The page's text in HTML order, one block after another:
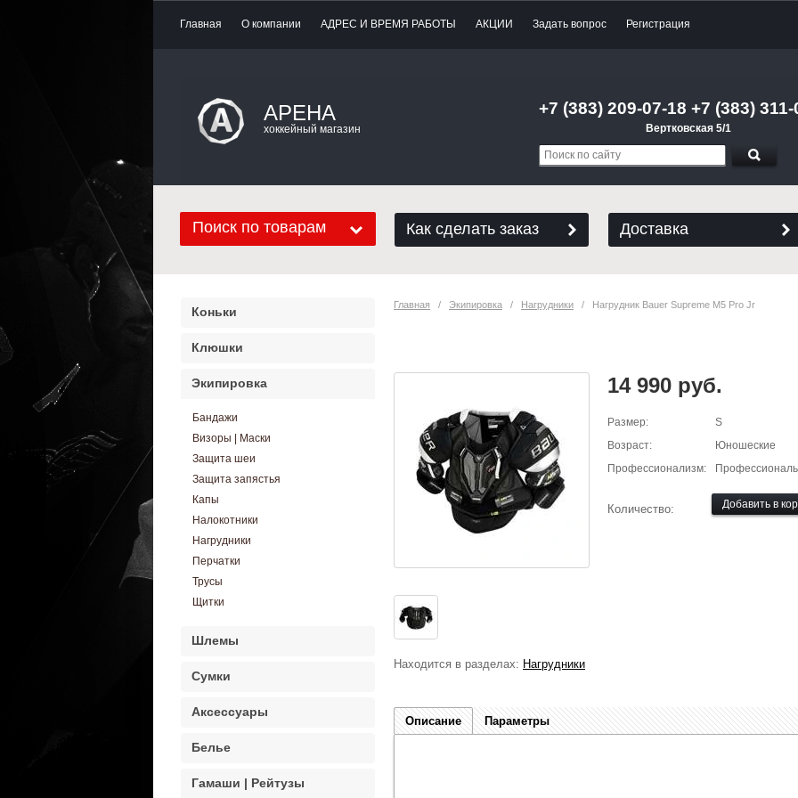
Главная О компании АДРЕС И ВРЕМЯ РАБОТЫ АКЦИИ Задать вопрос Регистрация
АРЕНА
хоккейный магазин
+7 (383) 209-07-18 +7 (383)
Вертковская 5/1
Поиск по товарам Как сделать заказ Доставка
Главная
   /
Экипировка
   /
Нагрудники
   /   Нагрудник Bauer Supreme M5 Pro Jr
14 990 руб.
Размер:
S
Возраст:
Юношеские
Профессионализм:
Количество:
Находится в разделах: Нагрудники
Описание Параметры
Коньки
Клюшки
Экипировка
Бандажи
Визоры | Маски
Защита шеи
Защита запястья
Капы
Налокотники
Нагрудники
Перчатки
Трусы
Щитки
Шлемы
Сумки
Аксессуары
Белье
Гамаши | Рейтузы